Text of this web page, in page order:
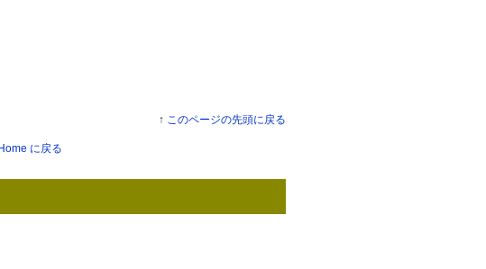
↑ このページの先頭に戻る
Home に戻る